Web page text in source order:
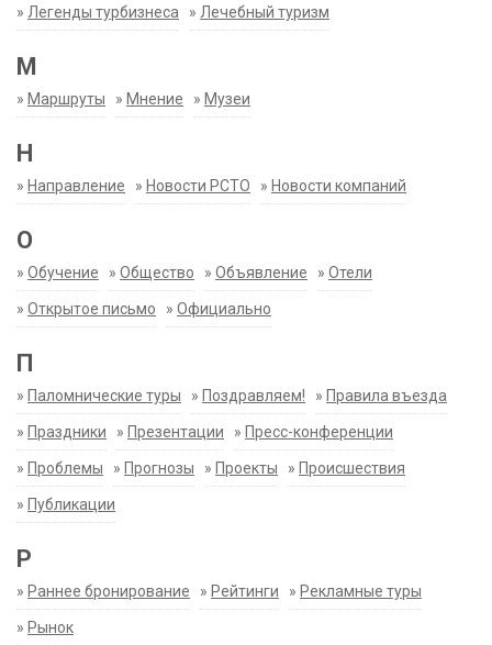
» Легенды турбизнеса » Лечебный туризм
М
» Маршруты » Мнение » Музеи
Н
» Направление » Новости РСТО » Новости компаний
О
» Обучение » Общество » Объявление » Отели
» Открытое письмо » Официально
П
» Паломнические туры » Поздравляем! » Правила въезда
» Праздники » Презентации » Пресс-конференции
» Проблемы » Прогнозы » Проекты » Происшествия
» Публикации
Р
» Раннее бронирование » Рейтинги » Рекламные туры
» Рынок